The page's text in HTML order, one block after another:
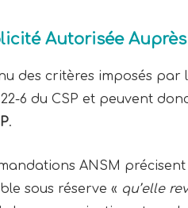
Autorisée
des critères imposés par
6 du CSP et peuvent
.
ANSM
sous réserve « qu’elle